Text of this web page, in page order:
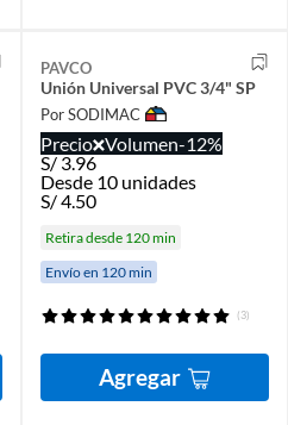
PAVCO
Unión Universal PVC 3/4" SP
Por SODIMAC
Precio Volumen-12%
S/3.96
Desde 10 unidades
S/4.50
Retira desde 120 min
Envío en 120 min
(3)
Agregar